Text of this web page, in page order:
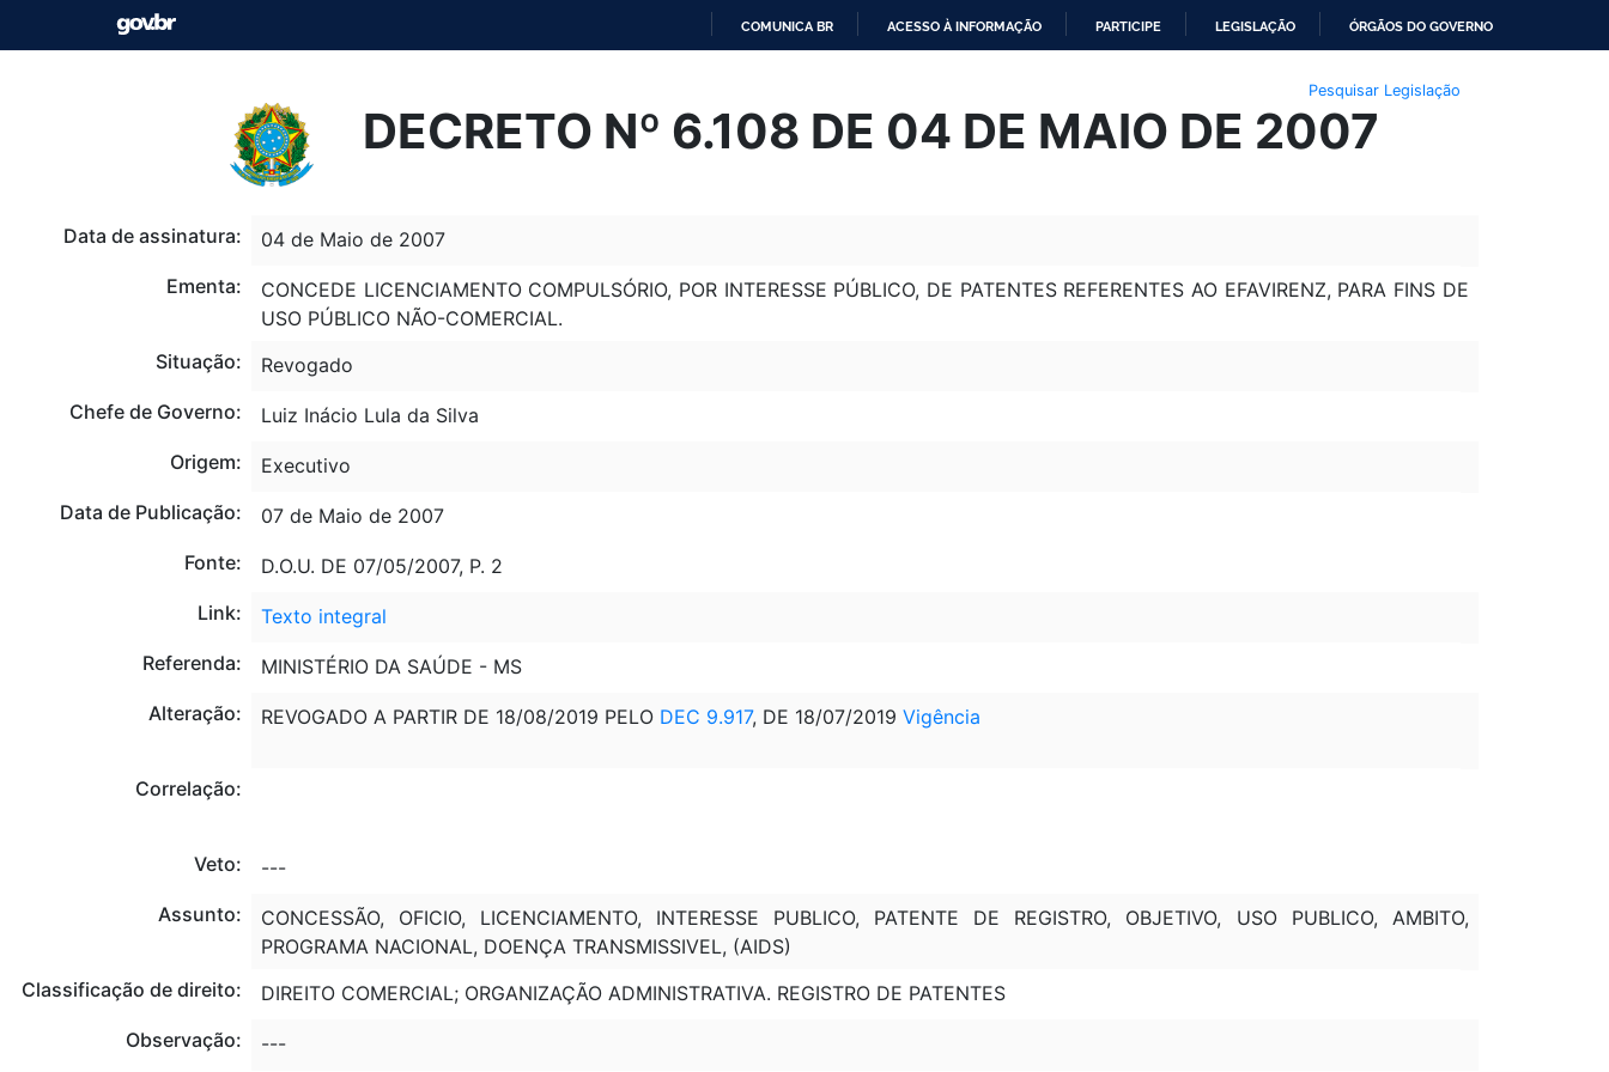
CONTEÚDO
COMUNICA BR ACESSO À INFORMAÇÃO PARTICIPE LEGISLAÇÃO ÓRGÃOS DO GOVERNO
Pesquisar Legislação
DECRETO Nº 6.108 DE 04 DE MAIO DE 2007
Data de assinatura:
04 de Maio de 2007
Ementa:
CONCEDE LICENCIAMENTO COMPULSÓRIO, POR INTERESSE PÚBLICO, DE PATENTES REFERENTES AO EFAVIRENZ, PARA FINS DE
USO PÚBLICO NÃO-COMERCIAL.
Situação:
Revogado
Chefe de Governo:
Luiz Inácio Lula da Silva
Origem:
Executivo
Data de Publicação:
07 de Maio de 2007
Fonte:
D.O.U. DE 07/05/2007, P. 2
Link:
Texto integral
Referenda:
MINISTÉRIO DA SAÚDE - MS
Alteração:
REVOGADO A PARTIR DE 18/08/2019 PELO DEC 9.917, DE 18/07/2019 Vigência
Correlação:
Veto:
---
Assunto:
CONCESSÃO, OFICIO, LICENCIAMENTO, INTERESSE PUBLICO, PATENTE DE REGISTRO, OBJETIVO, USO PUBLICO, AMBITO,
PROGRAMA NACIONAL, DOENÇA TRANSMISSIVEL, (AIDS)
Classificação de direito:
DIREITO COMERCIAL; ORGANIZAÇÃO ADMINISTRATIVA. REGISTRO DE PATENTES
Observação:
---